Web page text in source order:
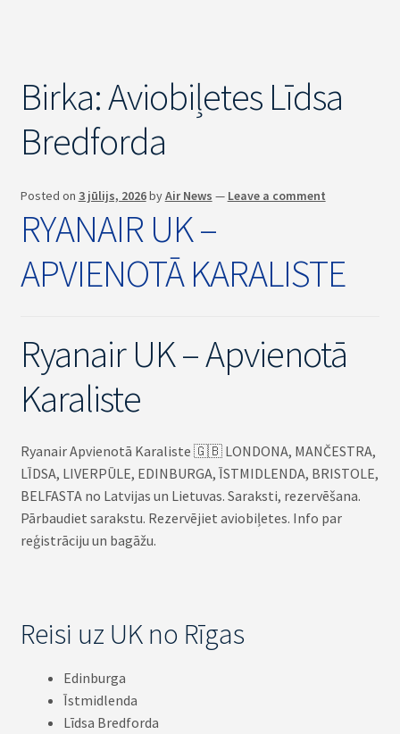
Birka:Aviobiļetes Līdsa
Bredforda
Posted on 3 jūlijs, 2026byAir News — Leave a comment
RYANAIR UK –
APVIENOTĀ KARALISTE
Ryanair UK – Apvienotā
Karaliste
Ryanair Apvienotā Karaliste 🇬🇧 LONDONA, MANČESTRA,
LĪDSA, LIVERPŪLE, EDINBURGA, ĪSTMIDLENDA, BRISTOLE,
BELFASTA no Latvijas un Lietuvas. Saraksti, rezervēšana.
Pārbaudiet sarakstu. Rezervējiet aviobiļetes. Info par
reģistrāciju un bagāžu.
Reisi uz UK no Rīgas
Edinburga
Īstmidlenda
Līdsa Bredforda